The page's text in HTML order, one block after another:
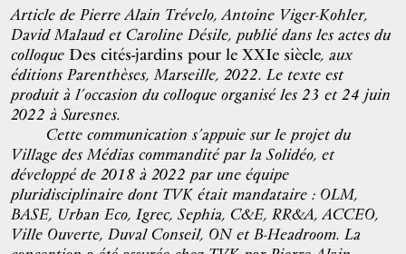
Article de Pierre Alain Trévelo, Antoine Viger-Kohler,
David Malaud et Caroline Désile, publié dans les actes du
colloque Des cités-jardins pour le XXIe siècle, aux
éditions Parenthèses, Marseille, 2022. Le texte est
produit à l’occasion du colloque organisé les 23 et 24 juin
2022 à Suresnes.
Cette communication s’appuie sur le projet du
Village des Médias commandité par la Solidéo, et
développé de 2018 à 2022 par une équipe
pluridisciplinaire dont TVK était mandataire : OLM,
BASE, Urban Eco, Igrec, Sephia, C&E, RR&A, ACCEO,
Ville Ouverte, Duval Conseil, ON et B-Headroom. La